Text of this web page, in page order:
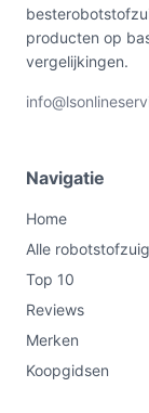
producten op
vergelijkingen.
Navigatie
Home
Alle
Top 10
Reviews
Merken
Koopgidsen